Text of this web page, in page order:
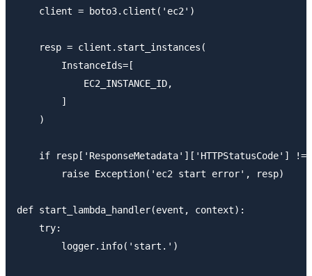
    client = boto3.client('ec2')
    resp = client.start_instances(
        InstanceIds=[
            EC2_INSTANCE_ID,
        ]
    )
if resp['ResponseMetadata']['HTTPStatusCode'] !=
        raise Exception('ec2 start error', resp)
def start_lambda_handler(event, context):
    try:
        logger.info('start.')